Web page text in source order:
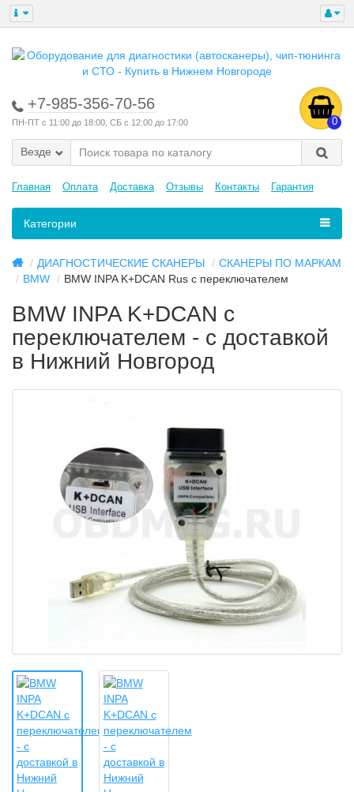
+7-985-356-70-56
ПН-ПТ с 11:00 до 18:00, СБ с 12:00 до 17:00 0
Везде
Главная Оплата Доставка Отзывы Контакты Гарантия
Категории
ДИАГНОСТИЧЕСКИЕ СКАНЕРЫ
СКАНЕРЫ ПО МАРКАМ
BMW
BMW INPA K+DCAN Rus с переключателем
BMW INPA K+DCAN с
переключателем - с доставкой
в Нижний Новгород